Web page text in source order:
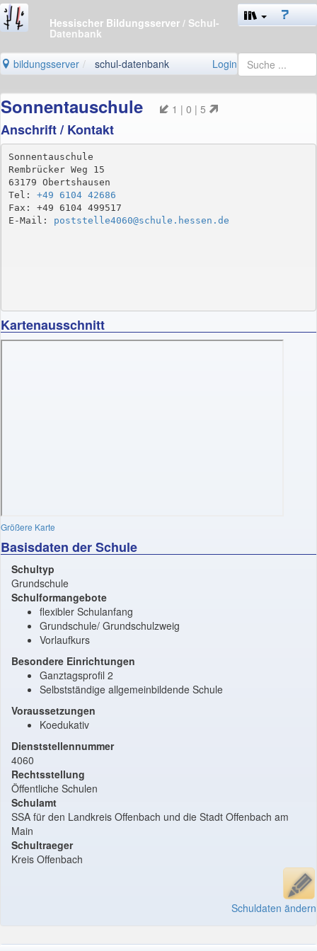
Hessischer Bildungsserver / Schul-
Datenbank
bildungsserver schul-datenbank Login
Sonnentauschule 1 | 0 | 5
Anschrift / Kontakt
Sonnentauschule
Rembrücker Weg 15
63179 Obertshausen
Tel: +49 6104 42686
Fax: +49 6104 499517
E-Mail: poststelle4060@schule.hessen.de
Kartenausschnitt
Größere Karte
Basisdaten der Schule
Schultyp
Grundschule
Schulformangebote
flexibler Schulanfang
Grundschule/ Grundschulzweig
Vorlaufkurs
Besondere Einrichtungen
Ganztagsprofil 2
Selbstständige allgemeinbildende Schule
Voraussetzungen
Koedukativ
Dienststellennummer
4060
Rechtsstellung
Öffentliche Schulen
Schulamt
SSA für den Landkreis Offenbach und die Stadt Offenbach am
Main
Schultraeger
Kreis Offenbach
Schuldaten ändern